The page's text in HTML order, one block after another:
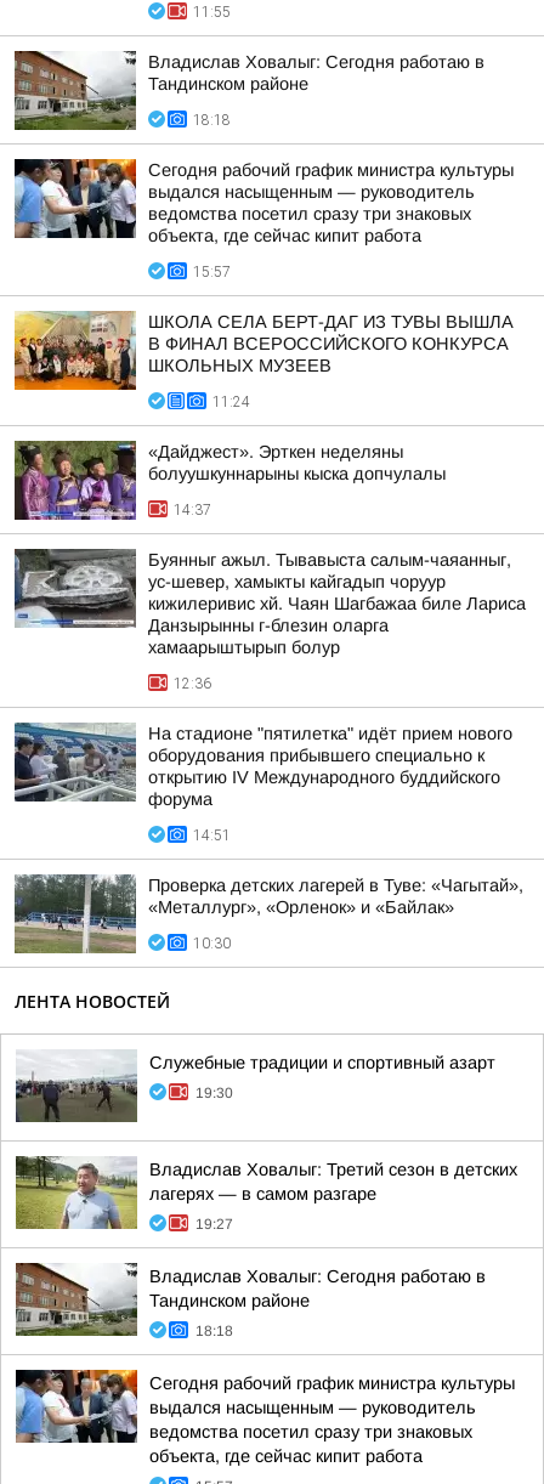
11:55
Владислав Ховалыг: Сегодня работаю в
Тандинском районе
18:18
Сегодня рабочий график министра культуры
выдался насыщенным — руководитель
ведомства посетил сразу три знаковых
объекта, где сейчас кипит работа
15:57
ШКОЛА СЕЛА БЕРТ-ДАГ ИЗ ТУВЫ ВЫШЛА
В ФИНАЛ ВСЕРОССИЙСКОГО КОНКУРСА
ШКОЛЬНЫХ МУЗЕЕВ
11:24
«Дайджест». Эрткен неделяны
болуушкуннарыны кыска допчулалы
14:37
Буянныг ажыл. Тывавыста салым-чаяанныг,
ус-шевер, хамыкты кайгадып чоруур
кижилеривис хй. Чаян Шагбажаа биле Лариса
Данзырынны г-блезин оларга
хамаарыштырып болур
12:36
На стадионе "пятилетка" идёт прием нового
оборудования прибывшего специально к
открытию IV Международного буддийского
форума
14:51
Проверка детских лагерей в Туве: «Чагытай»,
«Металлург», «Орленок» и «Байлак»
10:30
ЛЕНТА НОВОСТЕЙ
Служебные традиции и спортивный азарт
19:30
Владислав Ховалыг: Третий сезон в детских
лагерях — в самом разгаре
19:27
Владислав Ховалыг: Сегодня работаю в
Тандинском районе
18:18
Сегодня рабочий график министра культуры
выдался насыщенным — руководитель
ведомства посетил сразу три знаковых
объекта, где сейчас кипит работа